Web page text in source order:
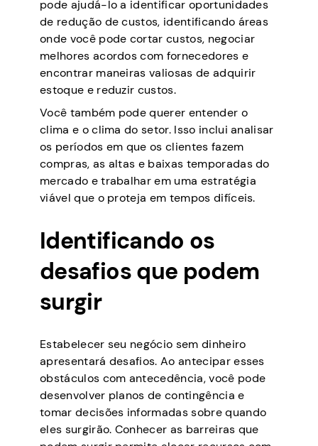
pode ajudá-lo a identificar oportunidades
de redução de custos, identificando áreas
onde você pode cortar custos, negociar
melhores acordos com fornecedores e
encontrar maneiras valiosas de adquirir
estoque e reduzir custos.
Você também pode querer entender o
clima e o clima do setor. Isso inclui analisar
os períodos em que os clientes fazem
compras, as altas e baixas temporadas do
mercado e trabalhar em uma estratégia
viável que o proteja em tempos difíceis.
Identificando os
desafios que podem
surgir
Estabelecer seu negócio sem dinheiro
apresentará desafios. Ao antecipar esses
obstáculos com antecedência, você pode
desenvolver planos de contingência e
tomar decisões informadas sobre quando
eles surgirão. Conhecer as barreiras que